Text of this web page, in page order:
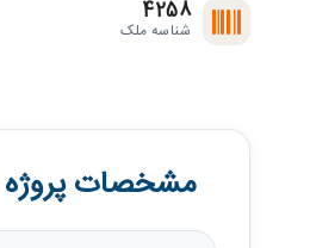
4258
شناسه ملک
مشخصات پروژه Taiyo Residences